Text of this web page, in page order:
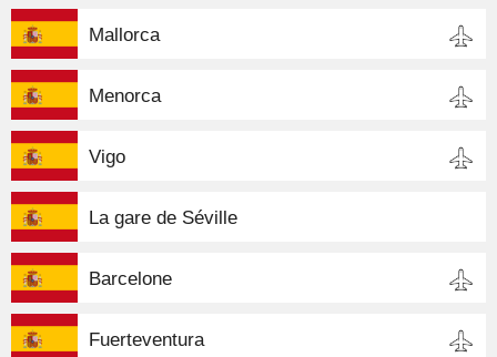
Mallorca
Menorca
Vigo
La gare de Séville
Barcelone
Fuerteventura